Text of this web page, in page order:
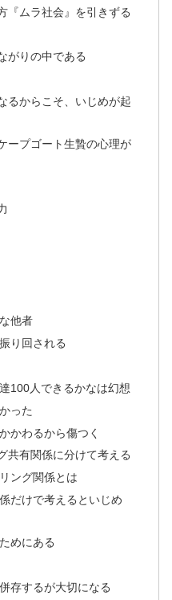
『ムラ社会』を引きずる
がりの中である
るからこそ、いじめが起
ープゴート生贄の心理が
他者
り回される
100人できるかなは幻想
った
かわるから傷つく
共有関係に分けて考える
ング関係とは
だけで考えるといじめ
めにある
存するが大切になる